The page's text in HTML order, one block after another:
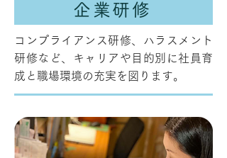
企業研修
コンプライアンス研修、ハラスメント
研修など、キャリアや目的別に社員育
成と職場環境の充実を図ります。